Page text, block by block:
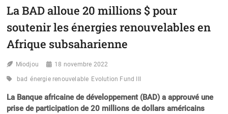
La BAD alloue 20 millions $ pour
soutenir les énergies renouvelables en
Afrique subsaharienne
Miodjou 18 novembre 2022
bad énergie renouvelable Evolution Fund III
La Banque africaine de développement (BAD) a approuvé une
prise de participation de 20 millions de dollars américains